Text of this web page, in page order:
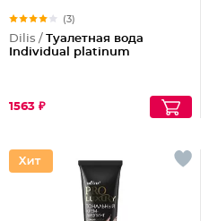
(3)
Dilis / Туалетная вода
Individual platinum
1563 ₽